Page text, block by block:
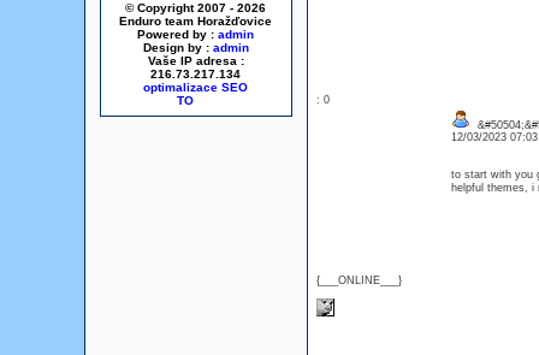
© Copyright 2007 - 2026
Enduro team Horažďovice
Powered by : admin
Design by : admin
Vaše IP adresa :
216.73.217.134
optimalizace SEO
: 0
{___ONLINE___}
12/03/2023
to start with you
helpful themes,